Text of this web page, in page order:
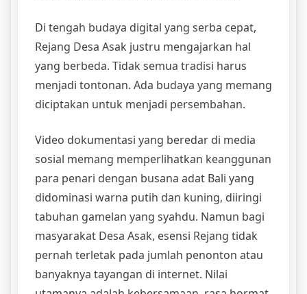
Di tengah budaya digital yang serba cepat,
Rejang Desa Asak justru mengajarkan hal
yang berbeda. Tidak semua tradisi harus
menjadi tontonan. Ada budaya yang memang
diciptakan untuk menjadi persembahan.
Video dokumentasi yang beredar di media
sosial memang memperlihatkan keanggunan
para penari dengan busana adat Bali yang
didominasi warna putih dan kuning, diiringi
tabuhan gamelan yang syahdu. Namun bagi
masyarakat Desa Asak, esensi Rejang tidak
pernah terletak pada jumlah penonton atau
banyaknya tayangan di internet. Nilai